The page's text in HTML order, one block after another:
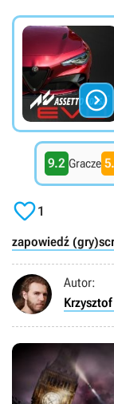

9.2 Gracze
1
zapowiedź (gry)
Autor: